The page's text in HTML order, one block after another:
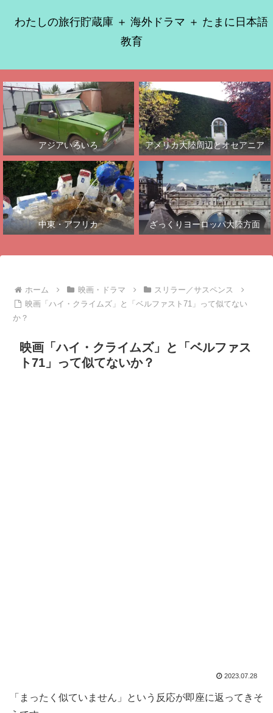
わたしの旅行貯蔵庫 ＋ 海外ドラマ ＋ たまに日本語
教育
アジアいろいろ アメリカ大陸周辺とオセアニア
中東・アフリカ ざっくりヨーロッパ大陸方面
ホーム 映画・ドラマ
スリラー／サスペンス
映画「ハイ・クライムズ」と「ベルファスト71」って似てない
か？
映画「ハイ・クライムズ」と「ベルファス
ト71」って似てないか？
2023.07.28
「まったく似ていません」という反応が即座に返ってきそ